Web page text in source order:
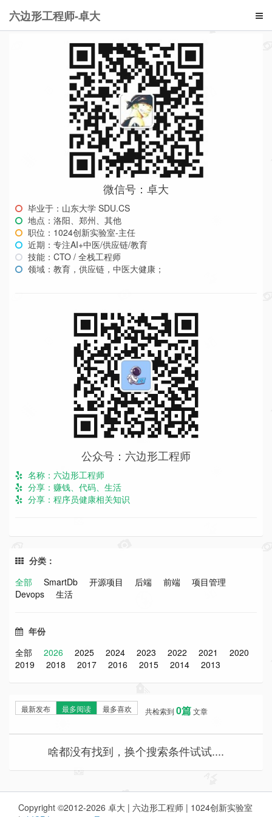
六边形工程师-卓大
微信号：卓大
毕业于：山东大学 SDU.CS
地点：洛阳、郑州、其他
职位：1024创新实验室-主任
近期：专注AI+中医/供应链/教育
技能：CTO / 全栈工程师
领域：教育，供应链，中医大健康；
公众号：六边形工程师
名称：六边形工程师
分享：赚钱、代码、生活
分享：程序员健康相关知识
分类：
全部
SmartDb 开源项目 后端 前端
项目管理
Devops
生活
年份
全部
2026 2025 2024 2023 2022 2021
2020
2019
2018 2017 2016 2015 2014 2013
最新发布 最多阅读 最多喜欢 共检索到 0篇文章
啥都没有找到，换个搜索条件试试....
Copyright ©2012-2026 卓大 | 六边形工程师 | 1024创新实验室